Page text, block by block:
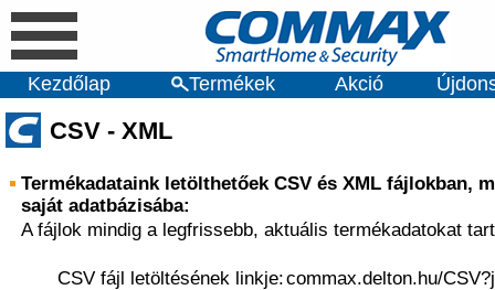
Kezdőlap Termékek Akció
CSV - XML
Termékadataink letölthetőek CSV és XML fájlokban,
saját adatbázisába:
A fájlok mindig a legfrissebb, aktuális termékadatokat
CSV fájl letöltésének linkje:commax.delton.hu/